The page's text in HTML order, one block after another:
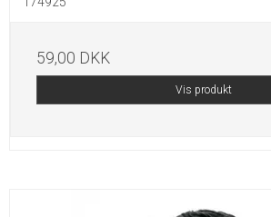
59,00 DKK
Vis produkt